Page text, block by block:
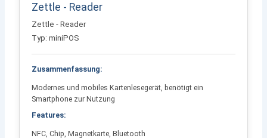
Zettle - Reader
Zettle - Reader
Typ: miniPOS
Zusammenfassung:
Modernes und mobiles Kartenlesegerät, benötigt ein
Smartphone zur Nutzung
Features:
NFC, Chip, Magnetkarte, Bluetooth